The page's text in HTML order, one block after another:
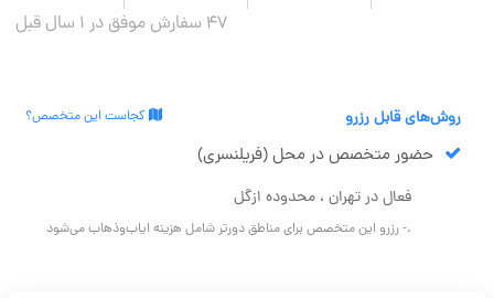
47 سفارش موفق در ۱ سال قبل
روش‌های قابل رزرو
حضور متخصص در محل (فریلنسری)
فعال در تهران ، محدوده ازگل
.- رزرو این متخصص برای مناطق دورتر شامل هزینه ایاب‌وذهاب می‌شود
کجاست این متخصص؟